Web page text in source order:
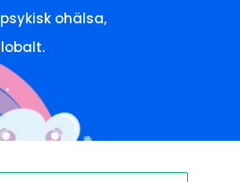
ohälsa,